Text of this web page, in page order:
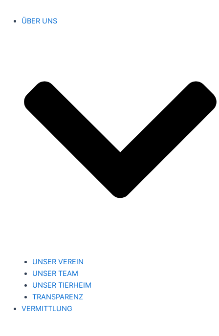
ÜBER UNS
UNSER VEREIN
UNSER TEAM
UNSER TIERHEIM
TRANSPARENZ
VERMITTLUNG